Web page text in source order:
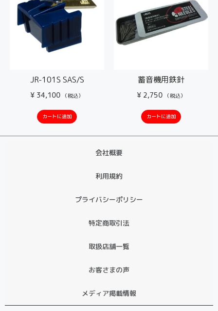
JR-101S SAS/S
¥ 34,100 （税込）
カートに追加
蓄音機用鉄針
¥2,750 （税込）
カートに追加
会社概要
利用規約
プライバシーポリシー
特定商取引法
取扱店舗一覧
お客さまの声
メディア掲載情報